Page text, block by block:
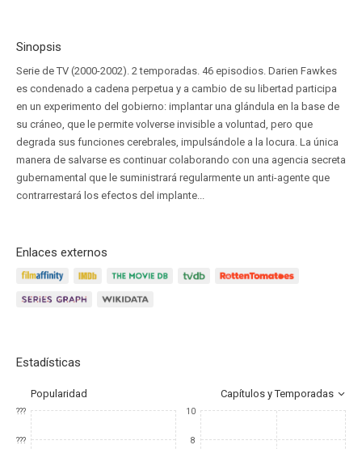
Sinopsis
Serie de TV (2000-2002). 2 temporadas. 46 episodios. Darien Fawkes
es condenado a cadena perpetua y a cambio de su libertad participa
en un experimento del gobierno: implantar una glándula en la base de
su cráneo, que le permite volverse invisible a voluntad, pero que
degrada sus funciones cerebrales, impulsándole a la locura. La única
manera de salvarse es continuar colaborando con una agencia secreta
gubernamental que le suministrará regularmente un anti-agente que
contrarrestará los efectos del implante...
Enlaces externos
Estadísticas
Popularidad Capítulos y Temporadas
???
???
10
8